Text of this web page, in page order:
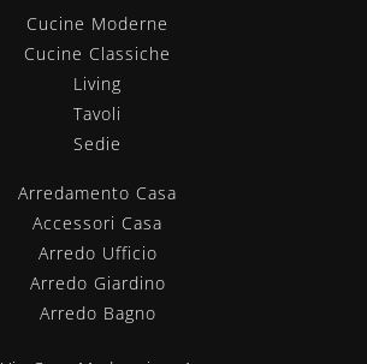
Cucine Moderne
Cucine Classiche
Living
Tavoli
Sedie
Arredamento Casa
Accessori Casa
Arredo Ufficio
Arredo Giardino
Arredo Bagno